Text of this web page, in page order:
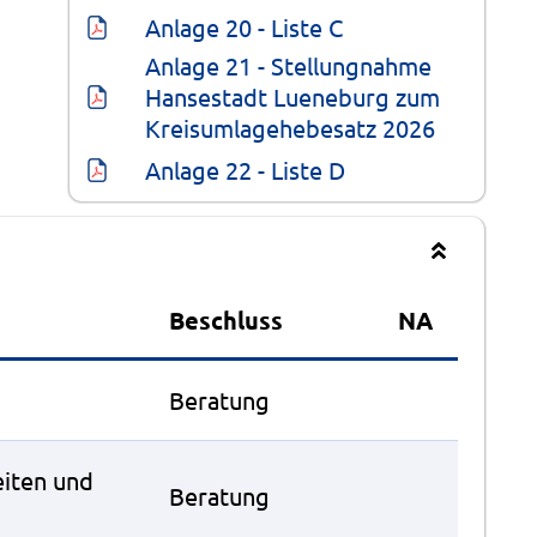
Anlage 20 - Liste C
Anlage 21 - Stellungnahme
Hansestadt Lueneburg zum
Kreisumlagehebesatz 2026
Anlage 22 - Liste D
Beschluss NA
Beratung
und
Beratung